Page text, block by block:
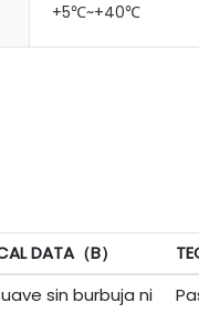
+5℃~+40℃
DATA（B）
sin burbuja ni